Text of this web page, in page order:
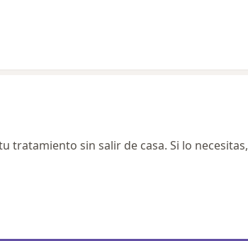
tratamiento sin salir de casa. Si lo necesitas,